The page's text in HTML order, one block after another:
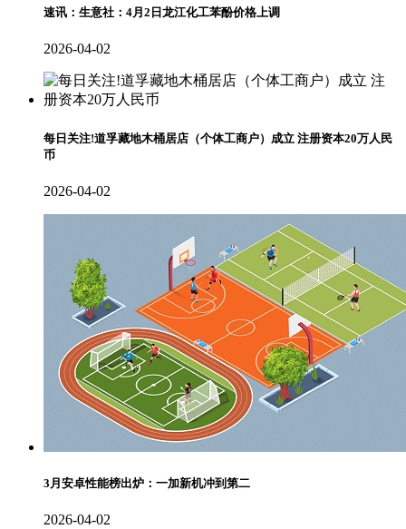
速讯：生意社：4月2日龙江化工苯酚价格上调
2026-04-02
每日关注!道孚藏地木桶居店（个体工商户）成立 注册资本20万人民
币
2026-04-02
3月安卓性能榜出炉：一加新机冲到第二
2026-04-02